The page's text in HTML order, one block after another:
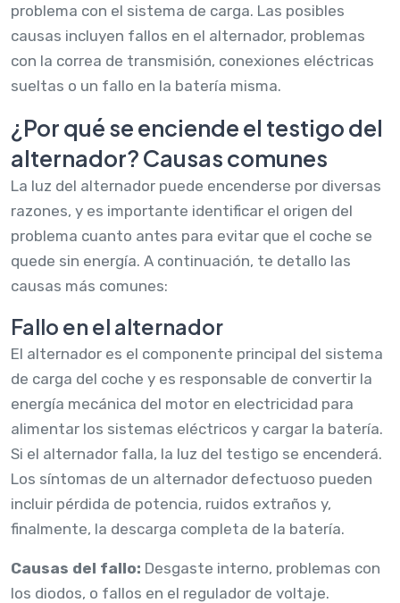
problema con el sistema de carga. Las posibles
causas incluyen fallos en el alternador, problemas
con la correa de transmisión, conexiones eléctricas
sueltas o un fallo en la batería misma.
¿Por qué se enciende el testigo del
alternador? Causas comunes
La luz del alternador puede encenderse por diversas
razones, y es importante identificar el origen del
problema cuanto antes para evitar que el coche se
quede sin energía. A continuación, te detallo las
causas más comunes:
Fallo en el alternador
El alternador es el componente principal del sistema
de carga del coche y es responsable de convertir la
energía mecánica del motor en electricidad para
alimentar los sistemas eléctricos y cargar la batería.
Si el alternador falla, la luz del testigo se encenderá.
Los síntomas de un alternador defectuoso pueden
incluir pérdida de potencia, ruidos extraños y,
finalmente, la descarga completa de la batería.
Causas del fallo: Desgaste interno, problemas con
los diodos, o fallos en el regulador de voltaje.